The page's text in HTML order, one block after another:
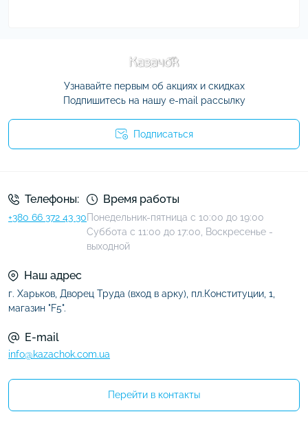
Узнавайте первым об акциях и скидках
Подпишитесь на нашу e-mail рассылку
Подписаться
Телефоны:
+380 66 372 43 30
Время работы
Понедельник-пятница с 10:00 до 19:00
Суббота с 11:00 до 17:00, Воскресенье -
выходной
Наш адрес
г. Харьков, Дворец Труда (вход в арку), пл.Конституции, 1,
магазин "F5".
E-mail
info@kazachok.com.ua
Перейти в контакты